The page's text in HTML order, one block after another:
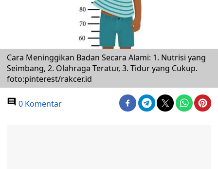
Cara Meninggikan Badan Secara Alami: 1. Nutrisi yang
Seimbang, 2. Olahraga Teratur, 3. Tidur yang Cukup.
foto:pinterest/rakcer.id
0 Komentar